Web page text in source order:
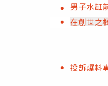
男子水缸
在創世之
投訴爆料